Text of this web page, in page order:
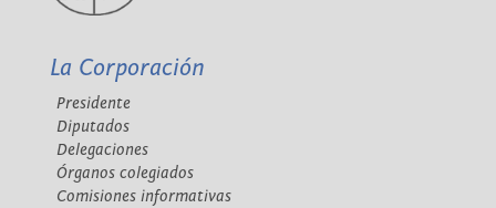
La Corporación
Presidente
Diputados
Delegaciones
Órganos colegiados
Comisiones informativas